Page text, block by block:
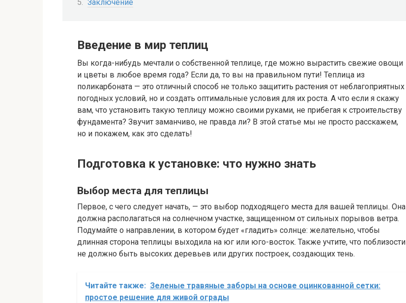
Заключение
Введение в мир теплиц
Вы когда-нибудь мечтали о собственной теплице, где можно вырастить свежие овощи
и цветы в любое время года? Если да, то вы на правильном пути! Теплица из
поликарбоната — это отличный способ не только защитить растения от неблагоприятных
погодных условий, но и создать оптимальные условия для их роста. А что если я скажу
вам, что установить такую теплицу можно своими руками, не прибегая к строительству
фундамента? Звучит заманчиво, не правда ли? В этой статье мы не просто расскажем,
но и покажем, как это сделать!
Подготовка к установке: что нужно знать
Выбор места для теплицы
Первое, с чего следует начать, — это выбор подходящего места для вашей теплицы. Она
должна располагаться на солнечном участке, защищенном от сильных порывов ветра.
Подумайте о направлении, в котором будет «гладить» солнце: желательно, чтобы
длинная сторона теплицы выходила на юг или юго-восток. Также учтите, что поблизости
не должно быть высоких деревьев или других построек, создающих тень.
Читайте также: Зеленые травяные заборы на основе оцинкованной сетки:
простое решение для живой ограды